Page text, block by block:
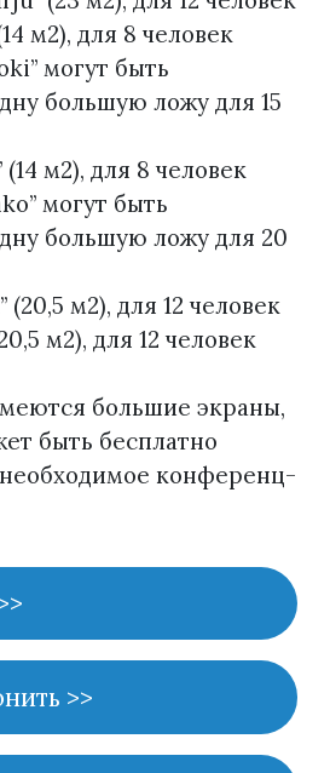
м2), для 8 человек
могут быть
большую ложу для 15
(14 м2), для 8 человек
могут быть
большую ложу для 20
(20,5 м2), для 12 человек
м2), для 12 человек
большие экраны,
быть бесплатно
конференц-
>>